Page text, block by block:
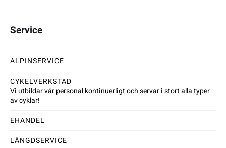
Service
ALPINSERVICE
CYKELVERKSTAD
Vi utbildar vår personal kontinuerligt och servar i stort alla typer
av cyklar!
EHANDEL
LÄNGDSERVICE